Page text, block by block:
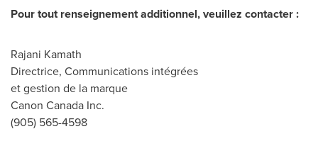
Pour tout renseignement additionnel, veuillez contacter :
Rajani Kamath
Directrice, Communications intégrées
et gestion de la marque
Canon Canada Inc.
(905) 565-4598